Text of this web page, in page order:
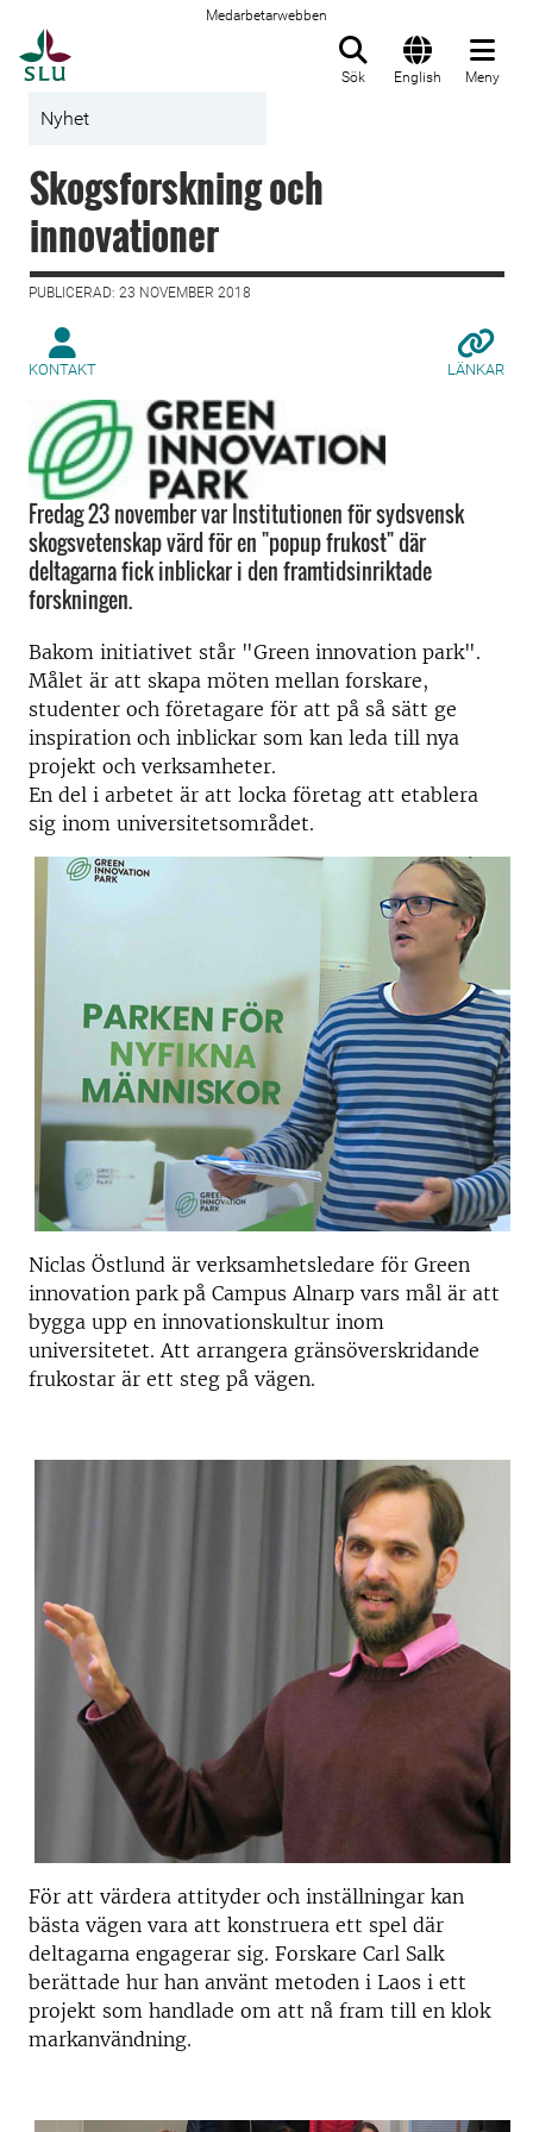
Medarbetarwebben
Sök English Meny
Nyhet
Skogsforskning och
innovationer
PUBLICERAD: 23 NOVEMBER 2018
KONTAKT LÄNKAR
Fredag 23 november var Institutionen för sydsvensk
skogsvetenskap värd för en "popup frukost" där
deltagarna fick inblickar i den framtidsinriktade
forskningen.
Bakom initiativet står "Green innovation park".
Målet är att skapa möten mellan forskare,
studenter och företagare för att på så sätt ge
inspiration och inblickar som kan leda till nya
projekt och verksamheter.
En del i arbetet är att locka företag att etablera
sig inom universitetsområdet.
Niclas Östlund är verksamhetsledare för Green
innovation park på Campus Alnarp vars mål är att
bygga upp en innovationskultur inom
universitetet. Att arrangera gränsöverskridande
frukostar är ett steg på vägen.
För att värdera attityder och inställningar kan
bästa vägen vara att konstruera ett spel där
deltagarna engagerar sig. Forskare Carl Salk
berättade hur han använt metoden i Laos i ett
projekt som handlade om att nå fram till en klok
markanvändning.